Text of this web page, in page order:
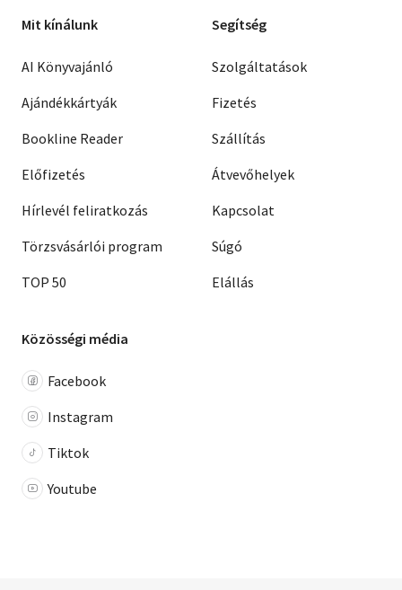
Mit kínálunk
AI Könyvajánló
Ajándékkártyák
Bookline Reader
Előfizetés
Hírlevél feliratkozás
Törzsvásárlói program
TOP 50
Segítség
Szolgáltatások
Fizetés
Szállítás
Átvevőhelyek
Kapcsolat
Súgó
Elállás
Közösségi média
Facebook
Instagram
Tiktok
Youtube